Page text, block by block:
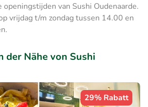
openingstijden van Sushi Oudenaarde.
vrijdag t/m zondag tussen 14.00 en
der Nähe von Sushi
29% Rabatt